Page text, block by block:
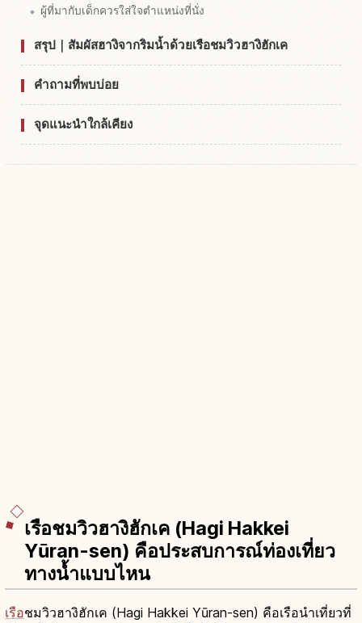
ผู้ที่มากับเด็กควรใส่ใจตำแหน่งที่นั่ง
สรุป｜สัมผัสฮางิจากริมน้ำด้วยเรือชมวิวฮางิฮักเค
คำถามที่พบบ่อย
จุดแนะนำใกล้เคียง
เรือชมวิวฮางิฮักเค (Hagi Hakkei
Yūran-sen) คือประสบการณ์ท่องเที่ยว
ทางน้ำแบบไหน
เรือชมวิวฮางิฮักเค (Hagi Hakkei Yūran-sen) คือเรือนำเที่ยวที่